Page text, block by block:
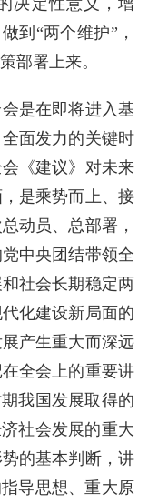
决定性意义，增
到“两个维护”，
部署上来。
是在即将进入基
面发力的关键时
《建议》对未来
是乘势而上、接
动员、总部署，
中央团结带领全
社会长期稳定两
化建设新局面的
产生重大而深远
全会上的重要讲
我国发展取得的
社会发展的重大
的基本判断，讲
导思想、重大原